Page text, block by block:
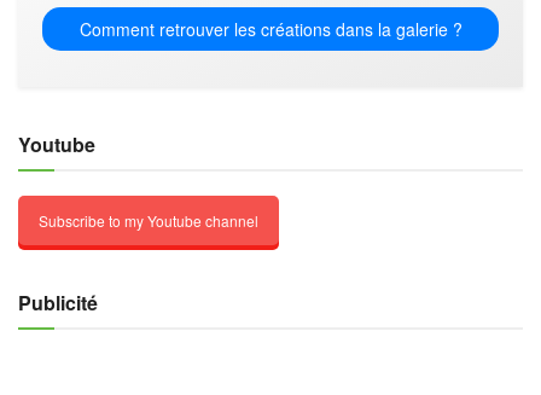
Comment retrouver les créations dans la galerie ?
Youtube
Subscribe to my Youtube channel
Publicité